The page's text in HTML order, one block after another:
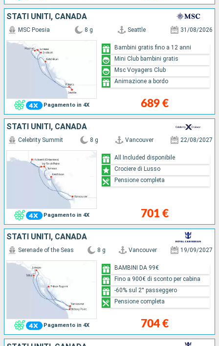
STATI UNITI, CANADA
Pagamento in 4X
MSC Poesia 8 g Seattle 31/08/2026
689 €
Bambini gratis fino a 12 anni
Mini Club bambini gratis
Msc Voyagers Club
Animazione a bordo
STATI UNITI, CANADA
Pagamento in 4X
Celebrity Summit 8 g Vancouver 22/08/2027
701 €
All Included disponibile
Crociere di Lusso
Pensione completa
STATI UNITI, CANADA
Pagamento in 4X
Serenade of the Seas 8 g Vancouver 19/09/2027
704 €
BAMBINI DA 99€
Fino a 900€ di sconto per cabina
-60% sul 2° passeggero
Pensione completa